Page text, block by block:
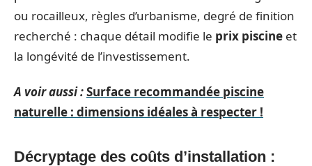
ou rocailleux, règles d’urbanisme, degré de finition
recherché : chaque détail modifie le prix piscine et
la longévité de l’investissement.
A voir aussi :Surface recommandée piscine
naturelle : dimensions idéales à respecter !
Décryptage des coûts d’installation :